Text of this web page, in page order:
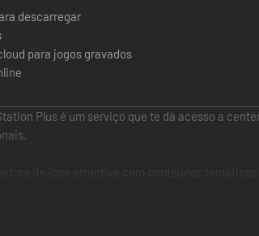
descarregar
para jogos gravados
Plus é um serviço que te dá acesso a
mesmos benefícios que os membros da